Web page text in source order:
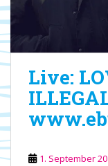
Live:
1. September